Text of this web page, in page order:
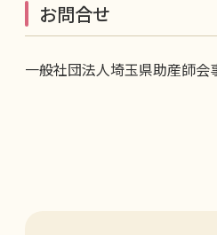
お問合せ
一般社団法人埼玉県助産師